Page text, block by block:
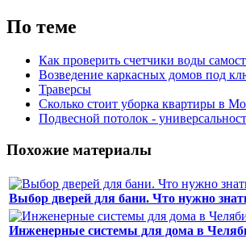
По теме
Как проверить счетчики воды
Возведение каркасных домов под
Траверсы
Сколько стоит уборка квартиры в
Подвесной потолок -
Похожие материалы
Выбор дверей для бани. Что нужно
Инженерные системы для дома в